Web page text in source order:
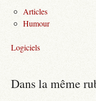
Articles
Humour
Logiciels
Dans la même